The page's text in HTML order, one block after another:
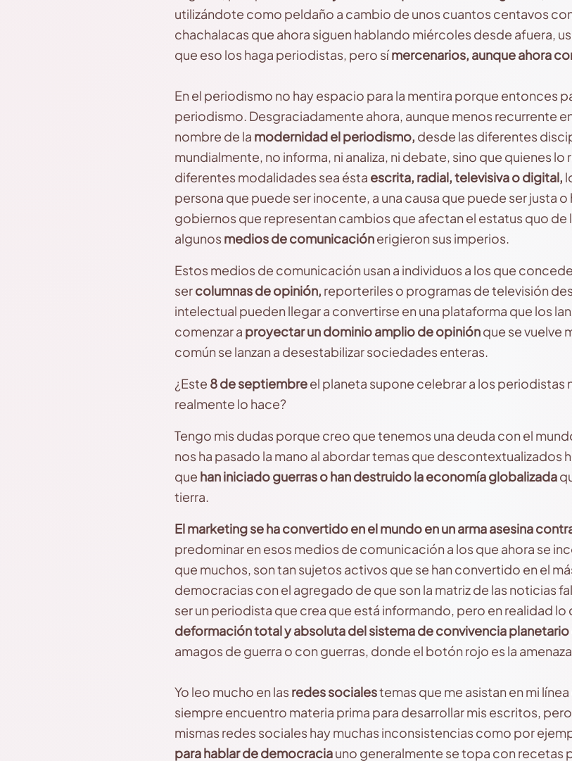
utilizándote como peldaño a cambio de unos cuantos centavos
chachalacas que ahora siguen hablando miércoles desde afuera,
que eso los haga periodistas, pero símercenarios, aunque ahora
En el periodismo no hay espacio para la mentira porque entonces
periodismo. Desgraciadamente ahora, aunque menos recurrente
nombre de la modernidad el periodismo, desde las diferentes
mundialmente, no informa, ni analiza, ni debate, sino que quienes lo
diferentes modalidades sea ésta escrita, radial, televisiva o digital,
persona que puede ser inocente, a una causa que puede ser justa
gobiernos que representan cambios que afectan el estatus quo de
algunosmedios de comunicaciónerigieron sus imperios.
Estos medios de comunicación usan a individuos a los que
sercolumnas de opinión, reporteriles o programas de televisión
intelectual pueden llegar a convertirse en una plataforma que los
comenzar a proyectar un dominio amplio de opiniónque se vuelve
común se lanzan a desestabilizar sociedades enteras.
¿Este 8 de septiembreel planeta supone celebrar a los periodistas
realmente lo hace?
Tengo mis dudas porque creo que tenemos una deuda con el
nos ha pasado la mano al abordar temas que descontextualizados
que han iniciado guerras o han destruido la economía globalizada
tierra.
El marketing se ha convertido en el mundo en un arma asesina
predominar en esos medios de comunicación a los que ahora se
que muchos, son tan sujetos activos que se han convertido en el
democracias con el agregado de que son la matriz de las noticias
ser un periodista que crea que está informando, pero en realidad lo
deformación total y absoluta del sistema de convivencia planetario
amagos de guerra o con guerras, donde el botón rojo es la
Yo leo mucho en lasredes socialestemas que me asistan en mi
siempre encuentro materia prima para desarrollar mis escritos,
mismas redes sociales hay muchas inconsistencias como por
para hablar de democraciauno generalmente se topa con recetas